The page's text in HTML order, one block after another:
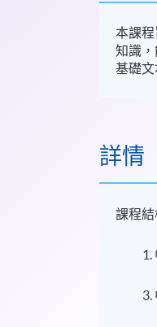
本課
知識
基礎
詳情
課程結
1. 中
3.